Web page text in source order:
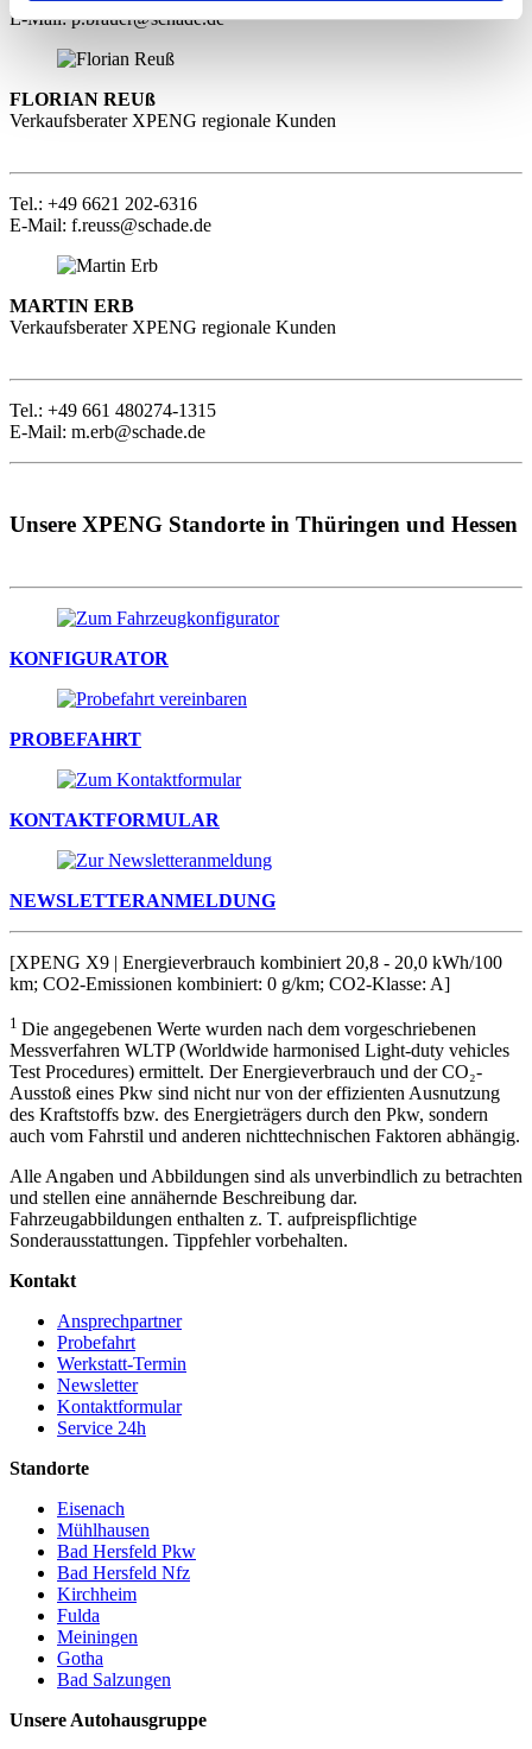
E-Mail: p.brauer@schade.de
FLORIAN REUß
Verkaufsberater XPENG regionale Kunden
Tel.: +49 6621 202-6316
E-Mail: f.reuss@schade.de
MARTIN ERB
Verkaufsberater XPENG regionale Kunden
Tel.: +49 661 480274-1315
E-Mail: m.erb@schade.de
Unsere XPENG Standorte in Thüringen und Hessen
KONFIGURATOR
PROBEFAHRT
KONTAKTFORMULAR
NEWSLETTERANMELDUNG
[XPENG X9 | Energieverbrauch kombiniert 20,8 - 20,0 kWh/100
km; CO2-Emissionen kombiniert: 0 g/km; CO2-Klasse: A]
1 Die angegebenen Werte wurden nach dem vorgeschriebenen
Messverfahren WLTP (Worldwide harmonised Light-duty vehicles
Test Procedures) ermittelt. Der Energieverbrauch und der CO₂-
Ausstoß eines Pkw sind nicht nur von der effizienten Ausnutzung
des Kraftstoffs bzw. des Energieträgers durch den Pkw, sondern
auch vom Fahrstil und anderen nichttechnischen Faktoren abhängig.
Alle Angaben und Abbildungen sind als unverbindlich zu betrachten
und stellen eine annähernde Beschreibung dar.
Fahrzeugabbildungen enthalten z. T. aufpreispflichtige
Sonderausstattungen. Tippfehler vorbehalten.
Kontakt
Ansprechpartner
Probefahrt
Werkstatt-Termin
Newsletter
Kontaktformular
Service 24h
Standorte
Eisenach
Mühlhausen
Bad Hersfeld Pkw
Bad Hersfeld Nfz
Kirchheim
Fulda
Meiningen
Gotha
Bad Salzungen
Unsere Autohausgruppe